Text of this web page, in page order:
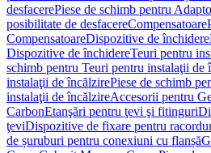
desfacerePiese de schimb pentru
posibilitate de desfacereCompensatoare
CompensatoareDispozitive de închidere
Dispozitive de închidereTeuri pentru
schimb pentru Teuri pentru instalaţii de
instalaţii de încălzirePiese de schimb
instalaţii de încălzireAccesorii pentru
CarbonEtanşări pentru ţevi şi fitinguri
ţeviDispozitive de fixare pentru
de șuruburi pentru conexiuni cu flanșă